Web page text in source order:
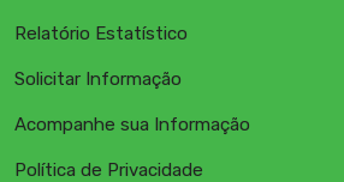
Relatório Estatístico
Solicitar Informação
Acompanhe sua Informação
Política de Privacidade